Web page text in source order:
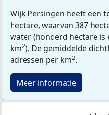
Wijk Persingen heeft een
hectare, waarvan 387
water (honderd hectare is
km2). De gemiddelde
adressen per km2.
Meer informatie